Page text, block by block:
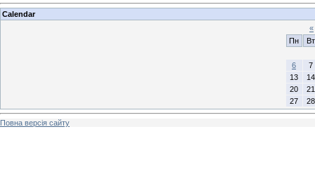
Calendar
«
Пн
Вт
6
7
13
14
20
21
27
28
Повна версія сайту